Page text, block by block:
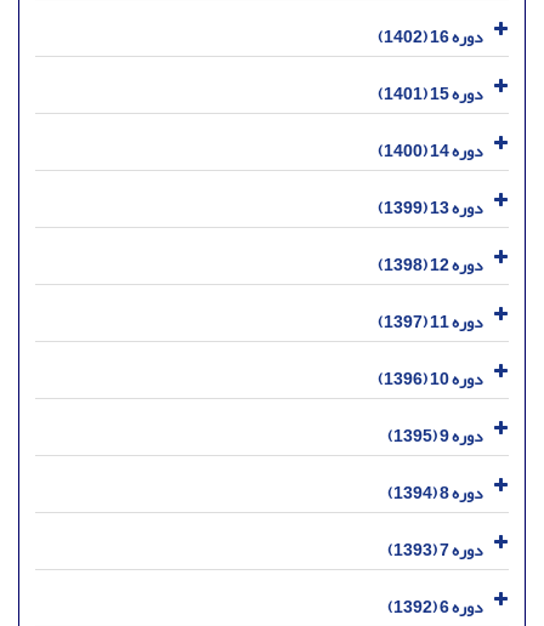
دوره 16 (1402)
دوره 15 (1401)
دوره 14 (1400)
دوره 13 (1399)
دوره 12 (1398)
دوره 11 (1397)
دوره 10 (1396)
دوره 9 (1395)
دوره 8 (1394)
دوره 7 (1393)
دوره 6 (1392)